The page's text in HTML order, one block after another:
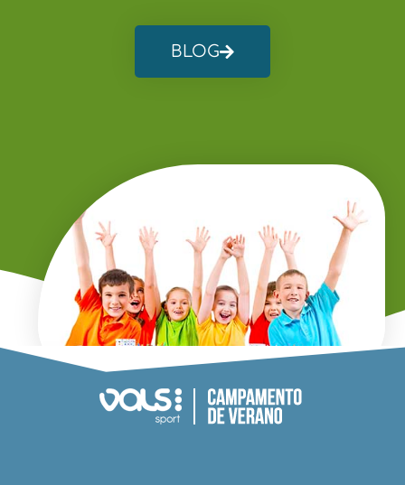
BLOG